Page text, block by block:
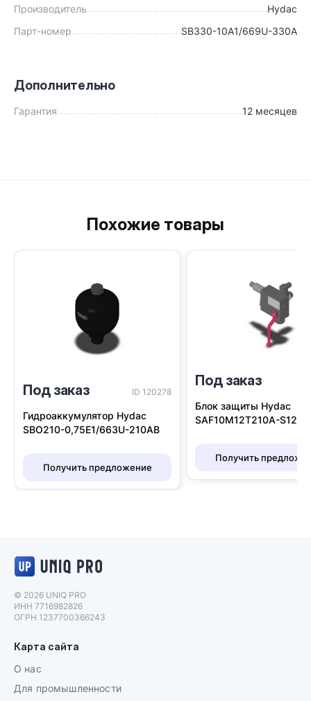
Производитель
Hydac
Парт-номер
SB330-10A1/669U-330A
Дополнительно
Гарантия 12 месяцев
Похожие товары
Под заказ ID 120278
Гидроаккумулятор Hydac
SBO210-0,75E1/663U-210AB
Получить предложение
Под заказ
Блок защиты Hydac
SAF10M12T210A-S12
Получить
© 2026 UNIQ PRO
ИНН 7716982826
ОГРН 1237700366243
Карта сайта
О нас
Для промышленности